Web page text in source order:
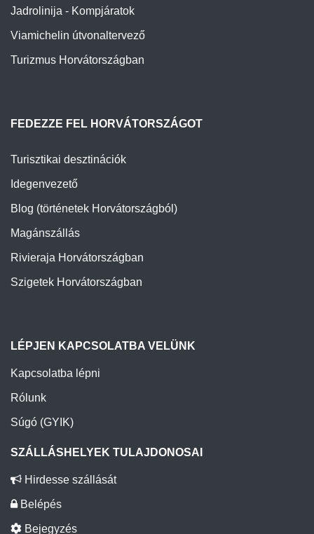
Jadrolinija - Kompjáratok
Viamichelin útvonaltervező
Turizmus Horvátországban
FEDEZZE FEL HORVÁTORSZÁGOT
Turisztikai desztinációk
Idegenvezető
Blog (történetek Horvátországból)
Magánszállás
Rivieraja Horvátországban
Szigetek Horvátországban
LÉPJEN KAPCSOLATBA VELÜNK
Kapcsolatba lépni
Rólunk
Súgó (GYIK)
SZÁLLÁSHELYEK TULAJDONOSAI
Hirdesse szállását
Belépés
Bejegyzés